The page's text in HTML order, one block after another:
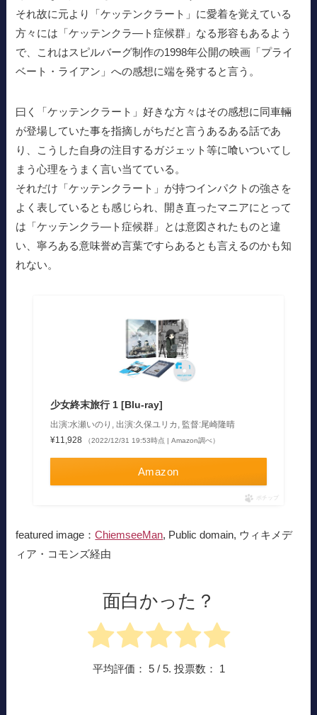
それ故に元より「ケッテンクラート」に愛着を覚えている
方々には「ケッテンクラ―ト症候群」なる形容もあるよう
で、これはスピルバーグ制作の1998年公開の映画「プライ
ベート・ライアン」への感想に端を発すると言う。
曰く「ケッテンクラート」好きな方々はその感想に同車輛
が登場していた事を指摘しがちだと言うあるある話であ
り、こうした自身の注目するガジェット等に喰いついてし
まう心理をうまく言い当てている。
それだけ「ケッテンクラート」が持つインパクトの強さを
よく表しているとも感じられ、開き直ったマニアにとって
は「ケッテンクラ―ト症候群」とは意図されたものと違
い、寧ろある意味誉め言葉ですらあるとも言えるのかも知
れない。
少女終末旅行 1 [Blu-ray]
出演:水瀬いのり, 出演:久保ユリカ, 監督:尾崎隆晴
¥11,928
（2022/12/31 19:53時点 | Amazon調べ）
Amazon
ポチップ
featured image：ChiemseeMan, Public domain, ウィキメデ
ィア・コモンズ経由
面白かった？
平均評価： 5/ 5. 投票数： 1